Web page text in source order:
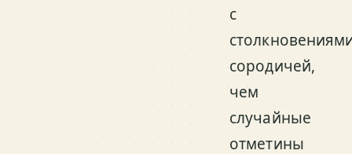
с
сородичей,
чем
случайные
отметины